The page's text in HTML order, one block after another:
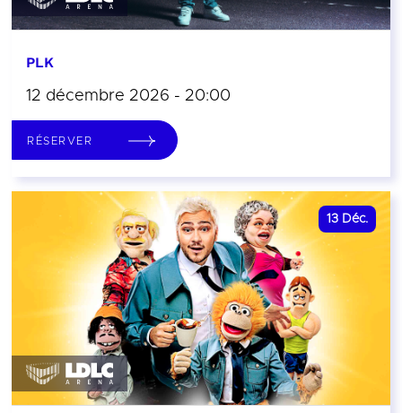
PLK
12 décembre 2026 - 20:00
RÉSERVER
13 Déc.